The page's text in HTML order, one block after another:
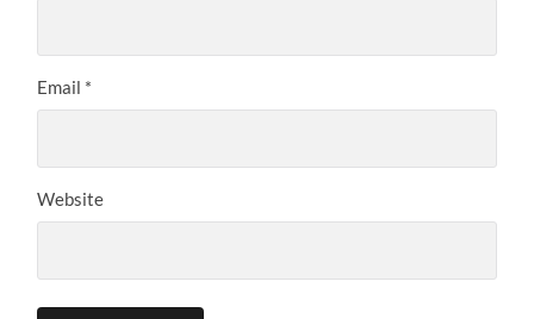
Email *
Website